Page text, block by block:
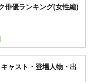
俳優ランキング(女性編)
ャスト・登場人物・出